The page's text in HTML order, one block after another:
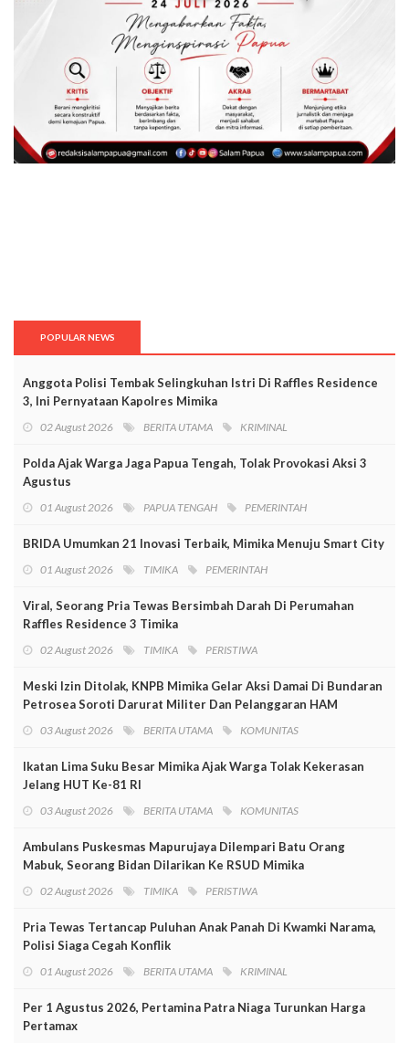
POPULAR NEWS
Anggota Polisi Tembak Selingkuhan Istri Di Raffles Residence
3, Ini Pernyataan Kapolres Mimika
02 August 2026 BERITA UTAMA KRIMINAL
Polda Ajak Warga Jaga Papua Tengah, Tolak Provokasi Aksi 3
Agustus
01 August 2026 PAPUA TENGAH PEMERINTAH
BRIDA Umumkan 21 Inovasi Terbaik, Mimika Menuju Smart City
01 August 2026 TIMIKA PEMERINTAH
Viral, Seorang Pria Tewas Bersimbah Darah Di Perumahan
Raffles Residence 3 Timika
02 August 2026 TIMIKA PERISTIWA
Meski Izin Ditolak, KNPB Mimika Gelar Aksi Damai Di Bundaran
Petrosea Soroti Darurat Militer Dan Pelanggaran HAM
03 August 2026 BERITA UTAMA KOMUNITAS
Ikatan Lima Suku Besar Mimika Ajak Warga Tolak Kekerasan
Jelang HUT Ke-81 RI
03 August 2026 BERITA UTAMA KOMUNITAS
Ambulans Puskesmas Mapurujaya Dilempari Batu Orang
Mabuk, Seorang Bidan Dilarikan Ke RSUD Mimika
02 August 2026 TIMIKA PERISTIWA
Pria Tewas Tertancap Puluhan Anak Panah Di Kwamki Narama,
Polisi Siaga Cegah Konflik
01 August 2026 BERITA UTAMA KRIMINAL
Per 1 Agustus 2026, Pertamina Patra Niaga Turunkan Harga
Pertamax